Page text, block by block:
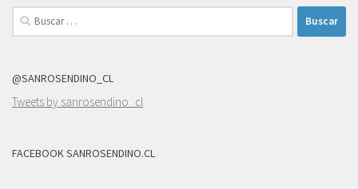
Buscar:
@SANROSENDINO_CL
Tweets by sanrosendino_cl
FACEBOOK SANROSENDINO.CL